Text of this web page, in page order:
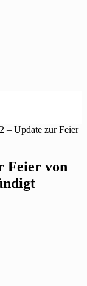
– Update zur Feier
Feier von